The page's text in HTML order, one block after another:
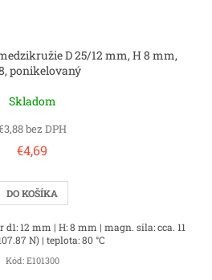
D 25/12 mm, H 8 mm,
ponikelovaný
Skladom
bez DPH
€4,69
DO KOŠÍKA
12 mm | H: 8 mm | magn. sila: cca. 11
N) | teplota: 80 °C
Kód: E101300